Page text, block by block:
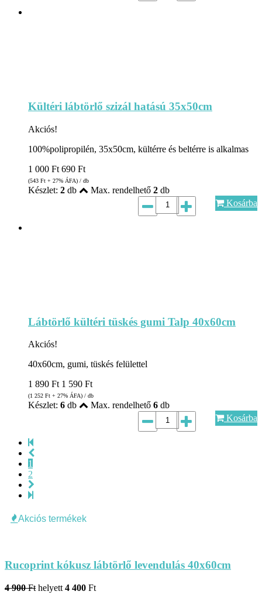
Kültéri lábtörlő szizál hatású 35x50cm
Akciós!
100%polipropilén, 35x50cm, kültérre és beltérre is alkalmas
1 000 Ft 690 Ft
(543 Ft + 27% ÁFA) / db
Készlet: 2 db Max. rendelhető 2 db
Kosárba
Lábtörlő kültéri tüskés gumi Talp 40x60cm
Akciós!
40x60cm, gumi, tüskés felülettel
1 890 Ft 1 590 Ft
(1 252 Ft + 27% ÁFA) / db
Készlet: 6 db Max. rendelhető 6 db
Kosárba
1
2
Akciós termékek
Rucoprint kókusz lábtörlő levendulás 40x60cm
4 900 Ft helyett 4 400 Ft